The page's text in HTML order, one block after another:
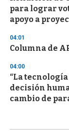
para lograr
apoyo a
04:01
Columna de
04:00
“La
decisión
cambio de